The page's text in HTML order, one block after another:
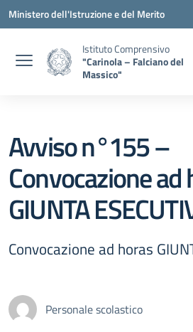
Vai ai contenuti
Vai al menu di navigazione
Vai al footer
Ministero dell'Istruzione e del Merito
Istituto Comprensivo
"Carinola – Falciano del
Massico"
Avviso n°155 –
Convocazione ad
GIUNTA
Convocazione ad horas
Personale scolastico